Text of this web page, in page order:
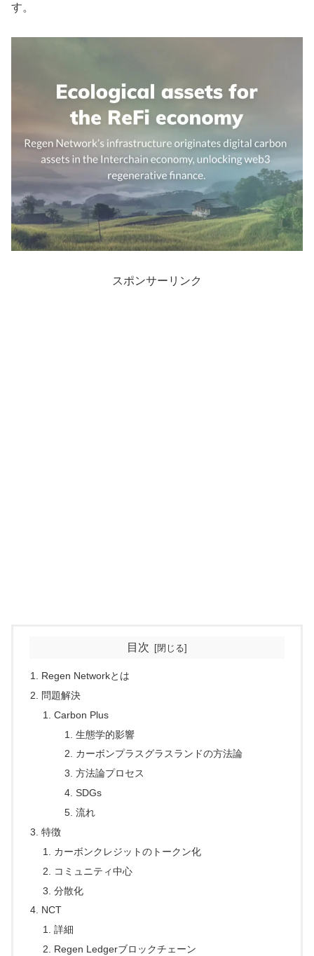
す。
スポンサーリンク
目次
Regen Networkとは
問題解決
Carbon Plus
生態学的影響
カーボンプラスグラスランドの方法論
方法論プロセス
SDGs
流れ
特徴
カーボンクレジットのトークン化
コミュニティ中心
分散化
NCT
詳細
Regen Ledgerブロックチェーン